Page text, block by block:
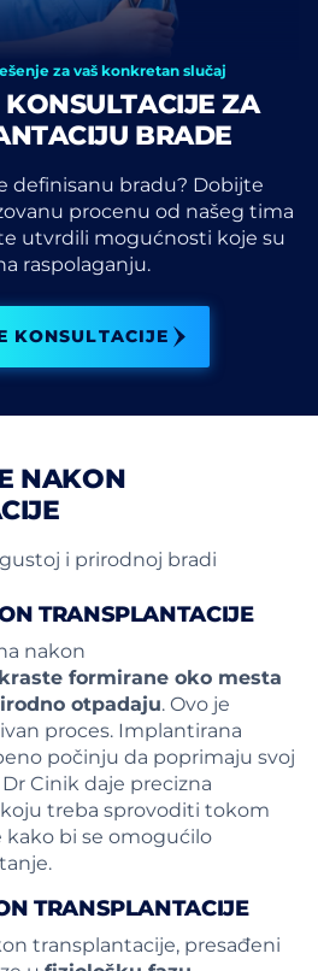
za vaš konkretan slučaj
ZA
BRADE
definisanu bradu? Dobijte
procenu od našeg tima
utvrdili mogućnosti koje su
raspolaganju.
KONSULTACIJE
NAKON
i prirodnoj bradi
TRANSPLANTACIJE
nakon
kraste formirane oko mesta
otpadaju. Ovo je
proces. Implantirana
počinju da poprimaju svoj
Cinik daje precizna
treba sprovoditi tokom
kako bi se omogućilo
TRANSPLANTACIJE
transplantacije, presađeni